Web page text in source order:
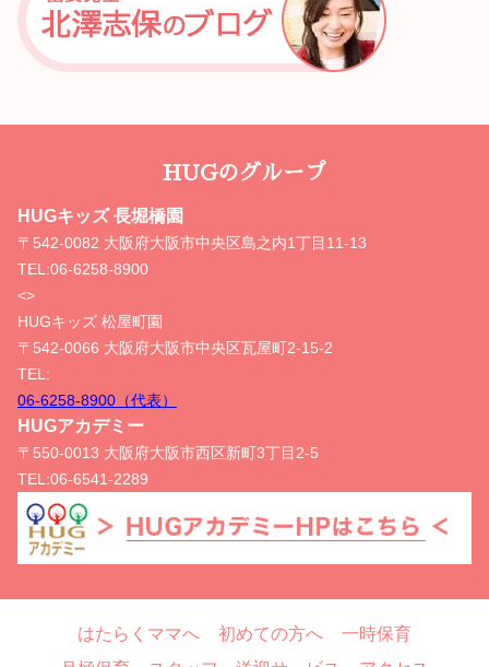
HUGのグループ
HUGキッズ 長堀橋園
〒542-0082 大阪府大阪市中央区島之内1丁目11-13
TEL:06-6258-8900
<>
HUGキッズ 松屋町園
〒542-0066 大阪府大阪市中央区瓦屋町2-15-2
TEL:
06-6258-8900（代表）
HUGアカデミー
〒550-0013 大阪府大阪市西区新町3丁目2-5
TEL:06-6541-2289
はたらくママへ 初めての方へ
一時保育